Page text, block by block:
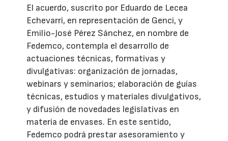
El acuerdo, suscrito por Eduardo de Lecea
Echevarri, en representación de Genci, y
Emilio-José Pérez Sánchez, en nombre de
Fedemco, contempla el desarrollo de
actuaciones técnicas, formativas y
divulgativas: organización de jornadas,
webinars y seminarios; elaboración de guías
técnicas, estudios y materiales divulgativos,
y difusión de novedades legislativas en
materia de envases. En este sentido,
Fedemco podrá prestar asesoramiento y